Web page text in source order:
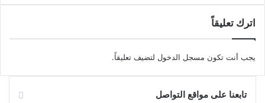
اترك تعليقاً
يجب أنت تكون مسجل الدخول لتضيف تعليقاً.
تابعنا على مواقع التواصل